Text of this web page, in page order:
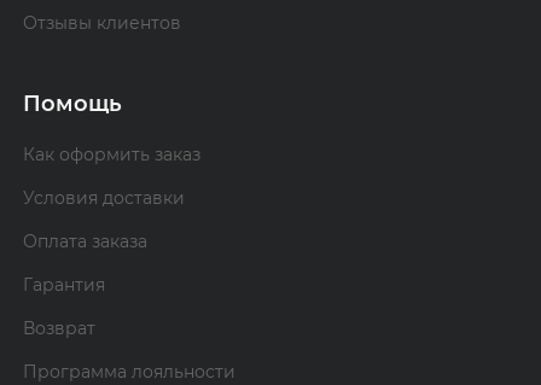
Отзывы клиентов
Помощь
Как оформить заказ
Условия доставки
Оплата заказа
Гарантия
Возврат
Программа лояльности